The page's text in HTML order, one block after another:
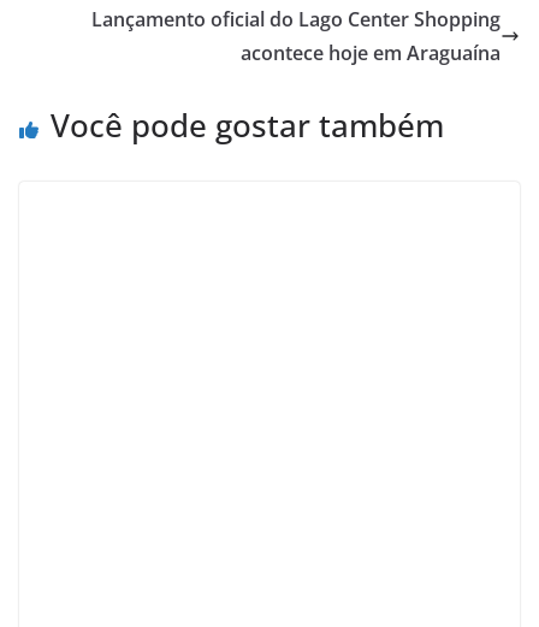
Lançamento oficial do Lago Center Shopping
acontece hoje em Araguaína
Você pode gostar também